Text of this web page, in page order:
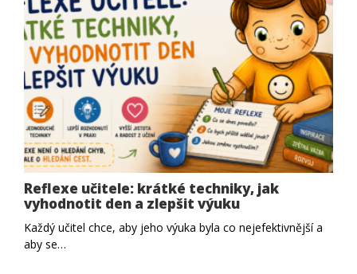
Reflexe učitele: krátké techniky, jak
vyhodnotit den a zlepšit výuku
Každý učitel chce, aby jeho výuka byla co nejefektivnější a
aby se…